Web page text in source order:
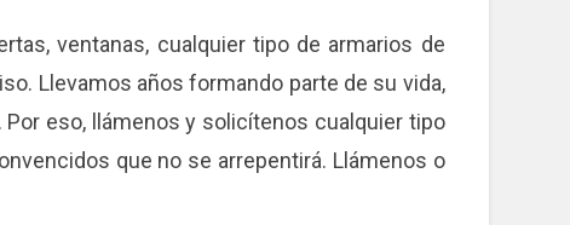
ventanas, cualquier tipo de armarios de
Llevamos años formando parte de su vida,
eso, llámenos y solicítenos cualquier tipo
que no se arrepentirá. Llámenos o